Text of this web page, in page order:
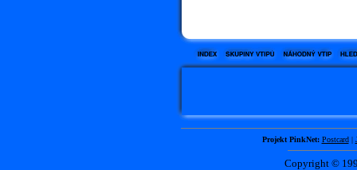
Projekt PinkNet: Postcard|
Copyright ©